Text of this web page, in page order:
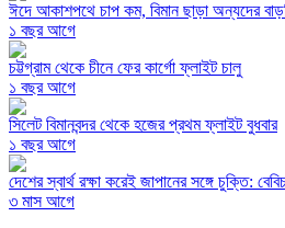
ঈদে আকাশপথে চাপ কম, বিমান ছাড়া অন্যদের
১ বছর আগে
চট্টগ্রাম থেকে চীনে ফের কার্গো ফ্লাইট চালু
১ বছর আগে
সিলেট বিমানবন্দর থেকে হজের প্রথম ফ্লাইট বুধবার
১ বছর আগে
দেশের স্বার্থ রক্ষা করেই জাপানের সঙ্গে চুক্তি:
৩ মাস আগে